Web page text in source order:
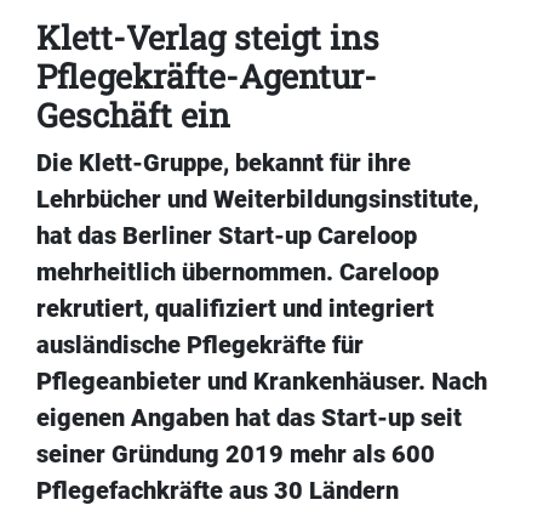
Klett-Verlag steigt ins
Pflegekräfte-Agentur-
Geschäft ein
Die Klett-Gruppe, bekannt für ihre
Lehrbücher und Weiterbildungsinstitute,
hat das Berliner Start-up Careloop
mehrheitlich übernommen. Careloop
rekrutiert, qualifiziert und integriert
ausländische Pflegekräfte für
Pflegeanbieter und Krankenhäuser. Nach
eigenen Angaben hat das Start-up seit
seiner Gründung 2019 mehr als 600
Pflegefachkräfte aus 30 Ländern